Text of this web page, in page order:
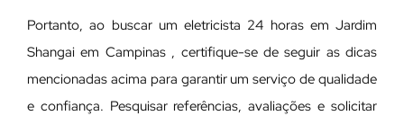
Portanto, ao buscar um eletricista 24 horas em Jardim
Shangai em Campinas , certifique-se de seguir as dicas
mencionadas acima para garantir um serviço de qualidade
e confiança. Pesquisar referências, avaliações e solicitar